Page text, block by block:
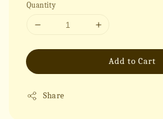
Quantity
Add to Cart
Share